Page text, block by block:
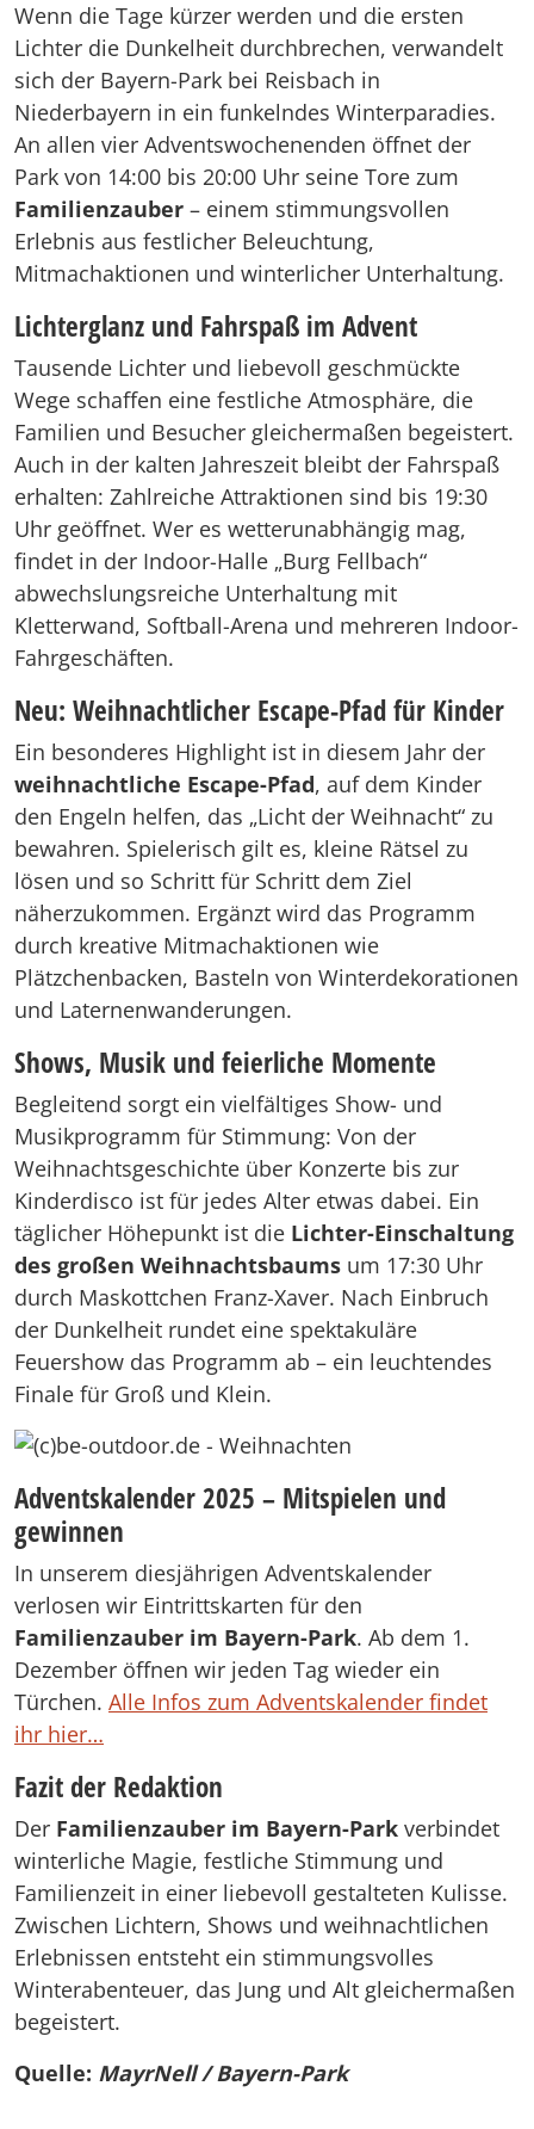
Wenn die Tage kürzer werden und die ersten
Lichter die Dunkelheit durchbrechen, verwandelt
sich der Bayern-Park bei Reisbach in
Niederbayern in ein funkelndes Winterparadies.
An allen vier Adventswochenenden öffnet der
Park von 14:00 bis 20:00 Uhr seine Tore zum
Familienzauber – einem stimmungsvollen
Erlebnis aus festlicher Beleuchtung,
Mitmachaktionen und winterlicher Unterhaltung.
Lichterglanz und Fahrspaß im Advent
Tausende Lichter und liebevoll geschmückte
Wege schaffen eine festliche Atmosphäre, die
Familien und Besucher gleichermaßen begeistert.
Auch in der kalten Jahreszeit bleibt der Fahrspaß
erhalten: Zahlreiche Attraktionen sind bis 19:30
Uhr geöffnet. Wer es wetterunabhängig mag,
findet in der Indoor-Halle „Burg Fellbach“
abwechslungsreiche Unterhaltung mit
Kletterwand, Softball-Arena und mehreren Indoor-
Fahrgeschäften.
Neu: Weihnachtlicher Escape-Pfad für Kinder
Ein besonderes Highlight ist in diesem Jahr der
weihnachtliche Escape-Pfad, auf dem Kinder
den Engeln helfen, das „Licht der Weihnacht“ zu
bewahren. Spielerisch gilt es, kleine Rätsel zu
lösen und so Schritt für Schritt dem Ziel
näherzukommen. Ergänzt wird das Programm
durch kreative Mitmachaktionen wie
Plätzchenbacken, Basteln von Winterdekorationen
und Laternenwanderungen.
Shows, Musik und feierliche Momente
Begleitend sorgt ein vielfältiges Show- und
Musikprogramm für Stimmung: Von der
Weihnachtsgeschichte über Konzerte bis zur
Kinderdisco ist für jedes Alter etwas dabei. Ein
täglicher Höhepunkt ist die Lichter-Einschaltung
des großen Weihnachtsbaums um 17:30 Uhr
durch Maskottchen Franz-Xaver. Nach Einbruch
der Dunkelheit rundet eine spektakuläre
Feuershow das Programm ab – ein leuchtendes
Finale für Groß und Klein.
Adventskalender 2025 – Mitspielen und
gewinnen
In unserem diesjährigen Adventskalender
verlosen wir Eintrittskarten für den
Familienzauber im Bayern-Park. Ab dem 1.
Dezember öffnen wir jeden Tag wieder ein
Türchen. Alle Infos zum Adventskalender findet
ihr hier…
Fazit der Redaktion
Der Familienzauber im Bayern-Park verbindet
winterliche Magie, festliche Stimmung und
Familienzeit in einer liebevoll gestalteten Kulisse.
Zwischen Lichtern, Shows und weihnachtlichen
Erlebnissen entsteht ein stimmungsvolles
Winterabenteuer, das Jung und Alt gleichermaßen
begeistert.
Quelle: MayrNell / Bayern-Park